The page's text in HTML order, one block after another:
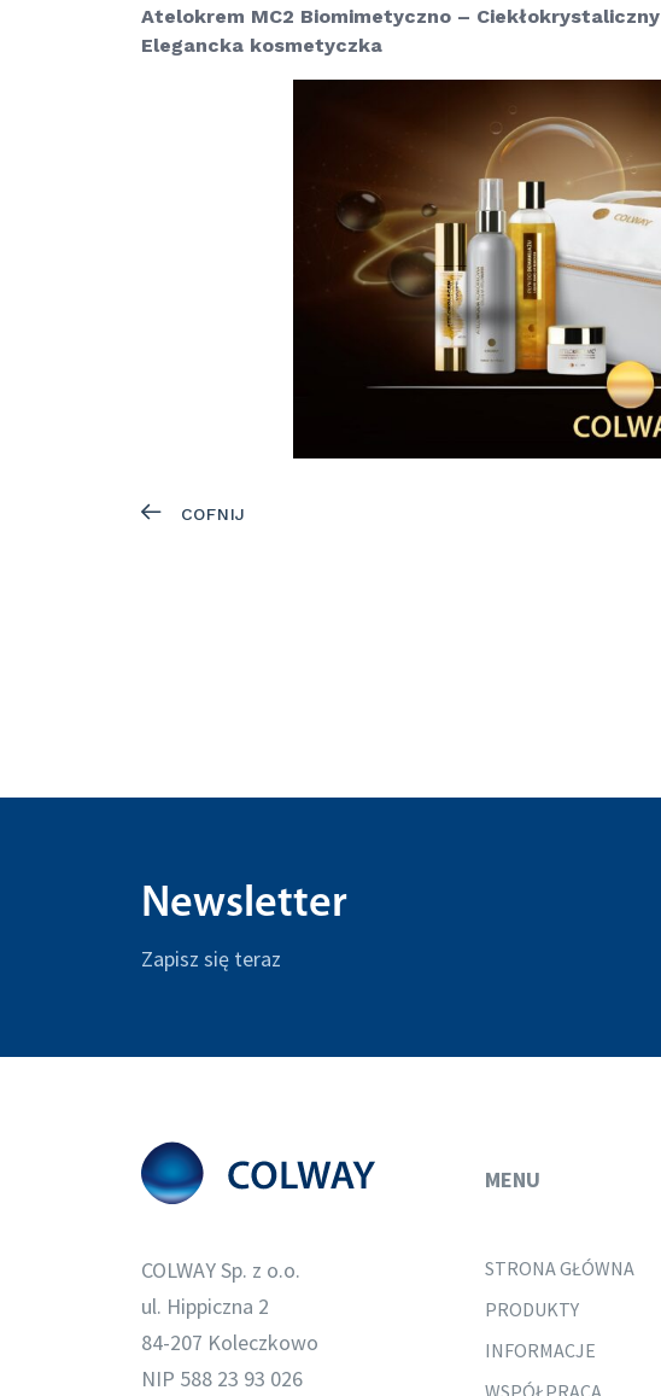
Atelokrem MC2 Biomimetyczno – Ciekłokrystaliczny
Elegancka kosmetyczka
COFNIJ
Newsletter
Zapisz się teraz
COLWAY Sp. z o.o.
ul. Hippiczna 2
84-207 Koleczkowo
NIP 588 23 93 026
MENU
STRONA GŁÓWNA
PRODUKTY
INFORMACJE